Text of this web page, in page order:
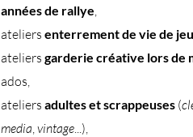
années de rallye,
ateliersenterrement de vie de
ateliersgarderie créative lors de
ados,
ateliersadultes et scrappeuses (
media,vintage...),